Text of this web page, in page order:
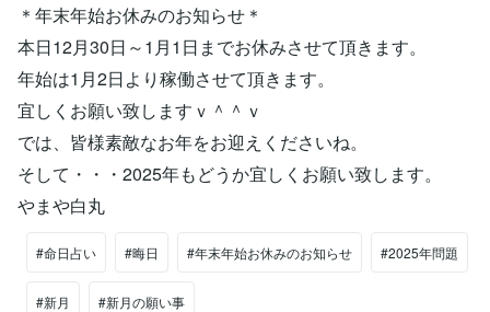
＊年末年始お休みのお知らせ＊
本日12月30日～1月1日までお休みさせて頂きます。
年始は1月2日より稼働させて頂きます。
宜しくお願い致しますｖ＾＾ｖ
では、皆様素敵なお年をお迎えくださいね。
そして・・・2025年もどうか宜しくお願い致します。
やまや白丸
#命日占い #晦日 #年末年始お休みのお知らせ #2025年問題
#新月 #新月の願い事